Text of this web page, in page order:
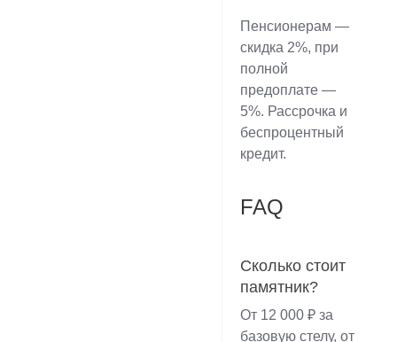
Пенсионерам —
скидка 2%, при
полной
предоплате —
5%. Рассрочка и
беспроцентный
кредит.
FAQ
Сколько стоит
памятник?
От 12 000 ₽ за
базовую стелу, от